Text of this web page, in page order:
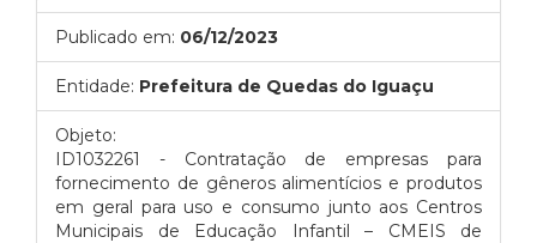
Publicado em: 06/12/2023
Entidade: Prefeitura de Quedas do Iguaçu
Objeto:
ID1032261 - Contratação de empresas para
fornecimento de gêneros alimentícios e produtos
em geral para uso e consumo junto aos Centros
Municipais de Educação Infantil – CMEIS de